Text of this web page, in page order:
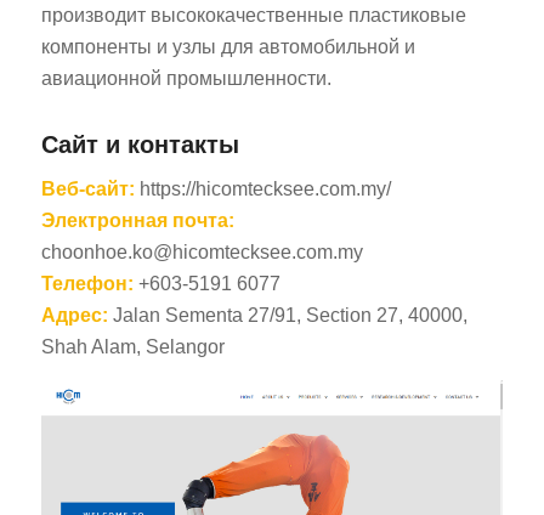
производит высококачественные пластиковые
компоненты и узлы для автомобильной и
авиационной промышленности.
Сайт и контакты
Веб-сайт: https://hicomtecksee.com.my/
Электронная почта:
choonhoe.ko@hicomtecksee.com.my
Телефон: +603-5191 6077
Адрес: Jalan Sementa 27/91, Section 27, 40000,
Shah Alam, Selangor